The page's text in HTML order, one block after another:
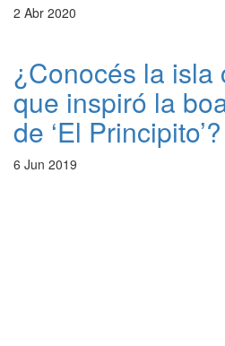
2 Abr 2020
¿Conocés la isla
que inspiró la
de ‘El Principito’?
6 Jun 2019